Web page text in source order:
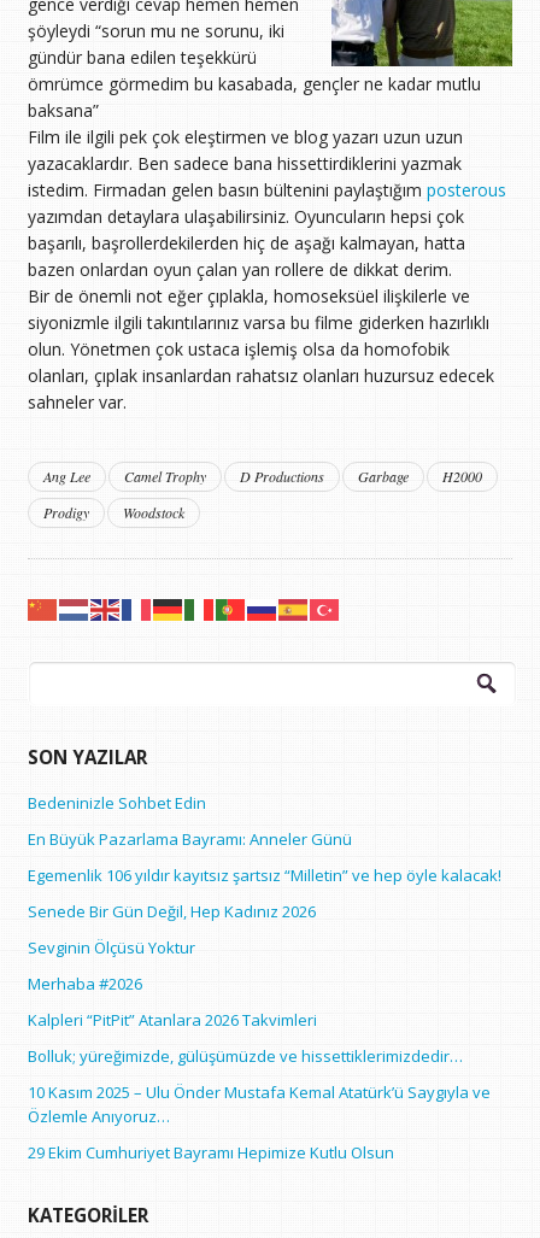
şöyleydi “sorun mu ne sorunu, iki
gündür bana edilen teşekkürü
ömrümce görmedim bu kasabada, gençler ne kadar mutlu
baksana”
Film ile ilgili pek çok eleştirmen ve blog yazarı uzun uzun
yazacaklardır. Ben sadece bana hissettirdiklerini yazmak
istedim. Firmadan gelen basın bültenini paylaştığım posterous
yazımdan detaylara ulaşabilirsiniz. Oyuncuların hepsi çok
başarılı, başrollerdekilerden hiç de aşağı kalmayan, hatta
bazen onlardan oyun çalan yan rollere de dikkat derim.
Bir de önemli not eğer çıplakla, homoseksüel ilişkilerle ve
siyonizmle ilgili takıntılarınız varsa bu filme giderken hazırlıklı
olun. Yönetmen çok ustaca işlemiş olsa da homofobik
olanları, çıplak insanlardan rahatsız olanları huzursuz edecek
sahneler var.
Ang Lee Camel Trophy D Productions Garbage
H2000
Prodigy
Woodstock
Arama:
SON YAZILAR
Bedeninizle Sohbet Edin
En Büyük Pazarlama Bayramı: Anneler Günü
Egemenlik 106 yıldır kayıtsız şartsız “Milletin” ve hep öyle kalacak!
Senede Bir Gün Değil, Hep Kadınız 2026
Sevginin Ölçüsü Yoktur
Merhaba #2026
Kalpleri “PitPit” Atanlara 2026 Takvimleri
Bolluk; yüreğimizde, gülüşümüzde ve hissettiklerimizdedir…
10 Kasım 2025 – Ulu Önder Mustafa Kemal Atatürk’ü Saygıyla ve
Özlemle Anıyoruz…
29 Ekim Cumhuriyet Bayramı Hepimize Kutlu Olsun
KATEGORILER